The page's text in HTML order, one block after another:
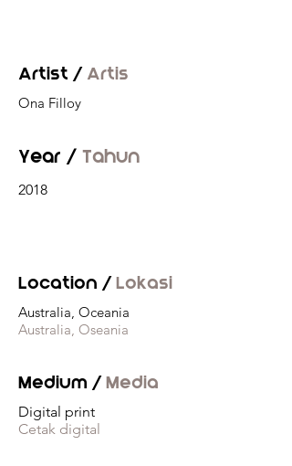
Artist / Artis
Ona Filloy
Year / Tahun
2018
Location /Lokasi
Australia, Oceania
Australia, Oseania
Medium /Media
Digital print
Cetak digital